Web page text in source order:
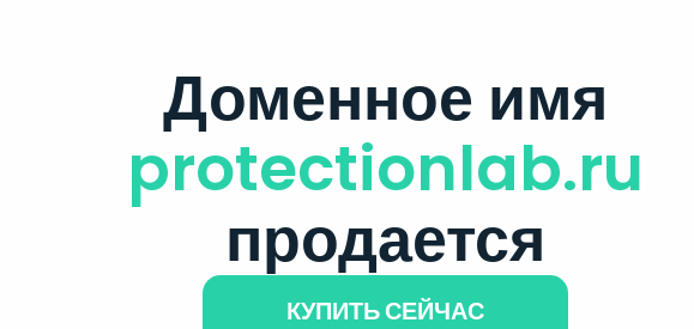
Доменное имя
protectionlab.ru
продается
КУПИТЬ СЕЙЧАС